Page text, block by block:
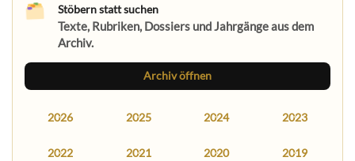
Stöbern statt suchen
Texte, Rubriken, Dossiers und Jahrgänge aus dem
Archiv.
Archiv öffnen
2026 2025 2024 2023
2022 2021 2020 2019